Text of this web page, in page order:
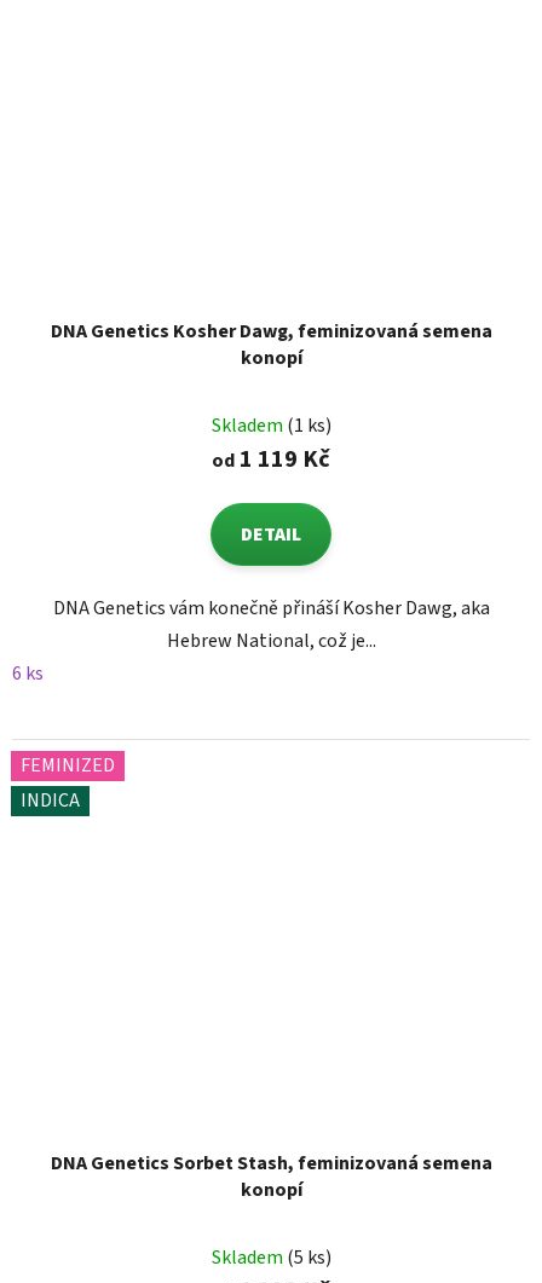
DNA Genetics Kosher Dawg, feminizovaná semena
konopí
Skladem (1 ks)
od 1 119 Kč
DETAIL
DNA Genetics vám konečně přináší Kosher Dawg, aka
Hebrew National, což je...
6 ks
FEMINIZED
INDICA
DNA Genetics Sorbet Stash, feminizovaná semena
konopí
Skladem (5 ks)